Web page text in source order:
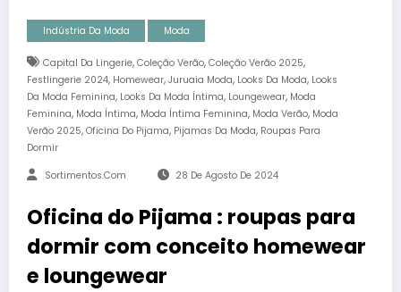
Indústria Da Moda Moda
Capital Da Lingerie, Coleção Verão, Coleção Verão 2025,
Festlingerie 2024, Homewear, Juruaia Moda, Looks Da Moda, Looks
Da Moda Feminina, Looks Da Moda Íntima, Loungewear, Moda
Feminina, Moda Íntima, Moda Íntima Feminina, Moda Verão, Moda
Verão 2025, Oficina Do Pijama, Pijamas Da Moda, Roupas Para
Dormir
Sortimentos.com 28 De Agosto De 2024
Oficina do Pijama : roupas para
dormir com conceito homewear
e loungewear